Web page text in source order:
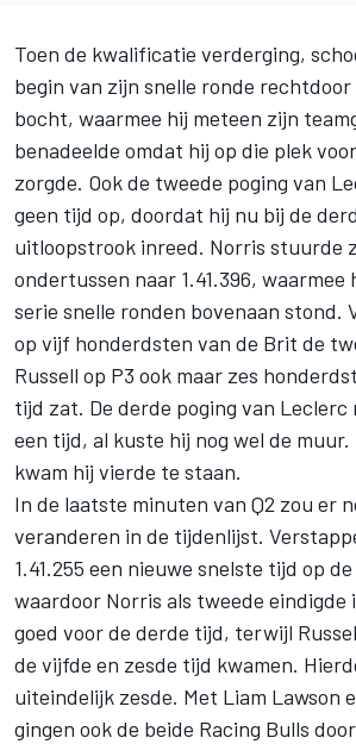
Toen de kwalificatie verderging,
begin van zijn snelle ronde
bocht, waarmee hij meteen zijn
benadeelde omdat hij op die plek
zorgde. Ook de tweede poging van
geen tijd op, doordat hij nu bij de
uitloopstrook inreed. Norris stuurde
ondertussen naar 1.41.396, waarmee
serie snelle ronden bovenaan stond.
op vijf honderdsten van de Brit de
Russell op P3 ook maar zes
tijd zat. De derde poging van
een tijd, al kuste hij nog wel de muur.
kwam hij vierde te staan.
In de laatste minuten van Q2 zou er
veranderen in de tijdenlijst.
1.41.255 een nieuwe snelste tijd op
waardoor Norris als tweede eindigde
goed voor de derde tijd, terwijl
de vijfde en zesde tijd kwamen.
uiteindelijk zesde. Met Liam Lawson
gingen ook de beide Racing Bulls